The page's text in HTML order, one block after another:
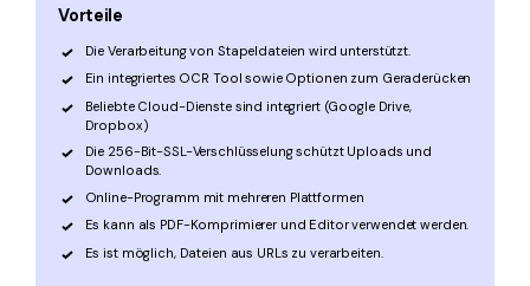
Vorteile
Die Verarbeitung von Stapeldateien wird unterstützt.
Ein integriertes OCR Tool sowie Optionen zum Geraderücken
Beliebte Cloud-Dienste sind integriert (Google Drive,
Dropbox)
Die 256-Bit-SSL-Verschlüsselung schützt Uploads und
Downloads.
Online-Programm mit mehreren Plattformen
Es kann als PDF-Komprimierer und Editor verwendet werden.
Es ist möglich, Dateien aus URLs zu verarbeiten.